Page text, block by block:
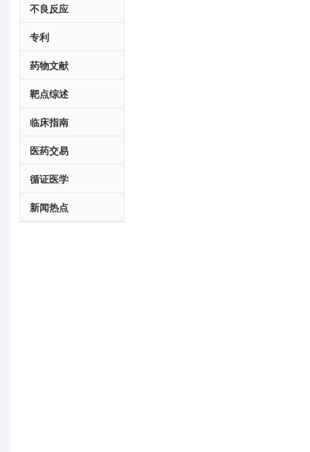
不良反应
专利
药物文献
靶点综述
临床指南
医药交易
循证医学
新闻热点